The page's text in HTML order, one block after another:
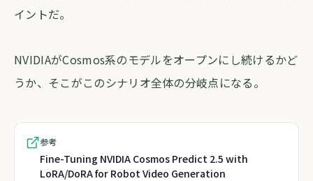
イントだ。
NVIDIAがCosmos系のモデルをオープンにし続けるかど
うか、そこがこのシナリオ全体の分岐点になる。
参考
Fine-Tuning NVIDIA Cosmos Predict 2.5 with
LoRA/DoRA for Robot Video Generation